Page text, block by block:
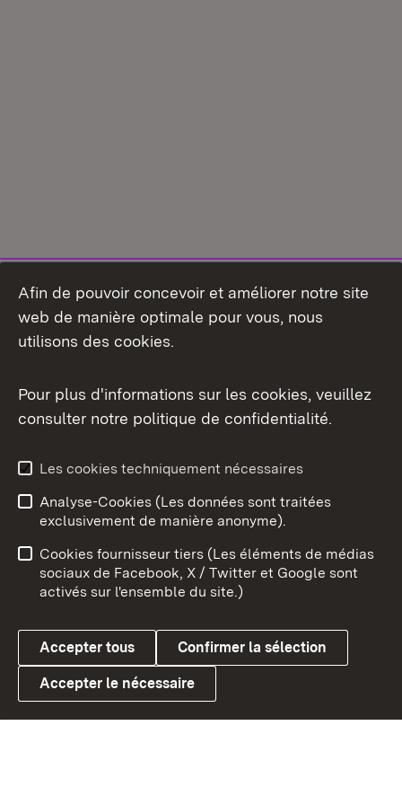
Aperçu des thèmes
Link zum Landesportal
Conseils d'utilisation
Confidentialité
Cookies
Afin de pouvoir concevoir et améliorer notre site
web de manière optimale pour vous, nous
utilisons des cookies.
Pour plus d'informations sur les cookies, veuillez
consulter notre politique de confidentialité.
Les cookies techniquement nécessaires
Analyse-Cookies (Les données sont traitées
exclusivement de manière anonyme).
Cookies fournisseur tiers (Les éléments de médias
sociaux de Facebook, X / Twitter et Google sont
activés sur l'ensemble du site.)
Accepter tous Confirmer la sélection
Accepter le nécessaire